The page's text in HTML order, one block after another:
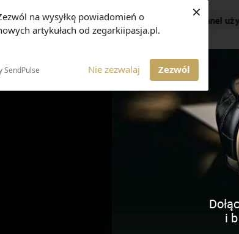
na wysyłkę powiadomień o
artykułach od zegarkiipasja.pl.
SendPulse Nie zezwalaj Zezwól
×
MAGAZYN ZEGARKI
i